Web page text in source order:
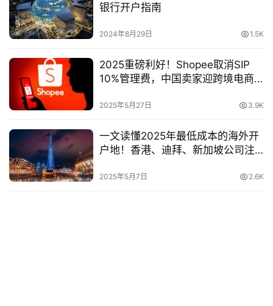
银行开户指南
2024年8月29日 1.5K
2025重磅利好！Shopee取消SIP
10%管理费，中国卖家迎跨境电商
2025年5月27日 3.9K
一文读懂2025年最低成本的海外开
户地！香港、迪拜、新加坡公司注
2025年5月7日 2.6K